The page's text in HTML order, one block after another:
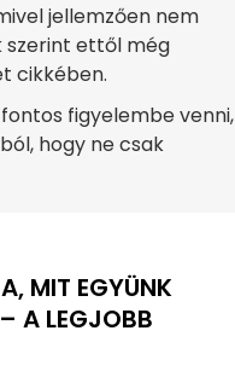
jellemzően nem
szerint ettől még
cikkében.
figyelembe venni,
hogy ne csak
MIT EGYÜNK
– A LEGJOBB